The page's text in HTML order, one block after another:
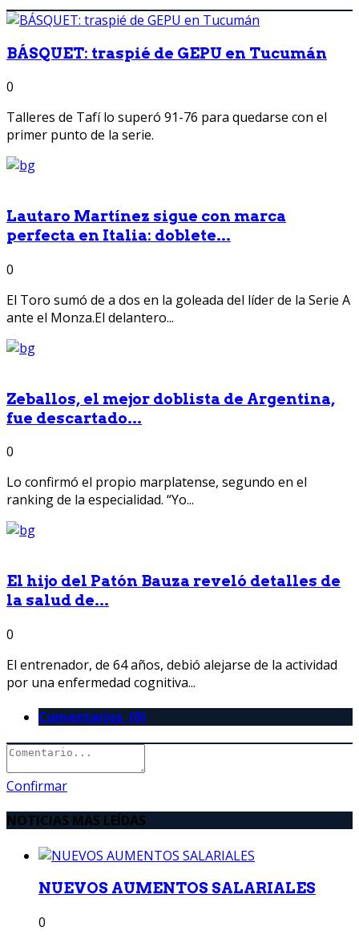
BÁSQUET: traspié de GEPU en Tucumán
0
Talleres de Tafí lo superó 91-76 para quedarse con el
primer punto de la serie.
Lautaro Martínez sigue con marca
perfecta en Italia: doblete...
0
El Toro sumó de a dos en la goleada del líder de la Serie A
ante el Monza.El delantero...
Zeballos, el mejor doblista de Argentina,
fue descartado...
0
Lo confirmó el propio marplatense, segundo en el
ranking de la especialidad. “Yo...
El hijo del Patón Bauza reveló detalles de
la salud de...
0
El entrenador, de 64 años, debió alejarse de la actividad
por una enfermedad cognitiva...
Comentarios (0)
Confirmar
NOTICIAS MAS LEÍDAS
NUEVOS AUMENTOS SALARIALES
0